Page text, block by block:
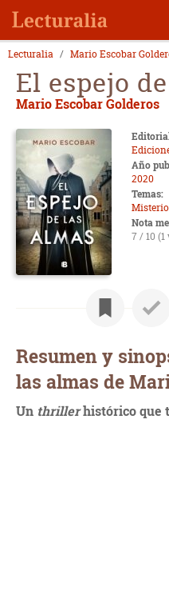
Lecturalia Mario Escobar
El espejo
Mario Escobar Golderos
Año
2020
Temas:
Nota
7 / 10 (1
Resumen y
las almas de
Un thrillerhistórico que